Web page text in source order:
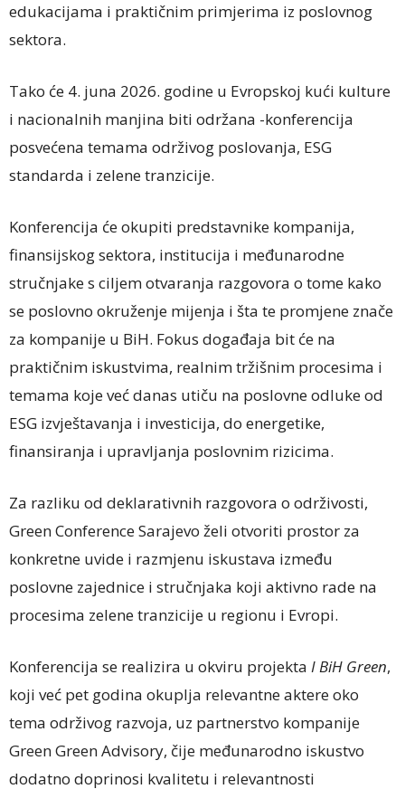
edukacijama i praktičnim primjerima iz poslovnog
sektora.
Tako će 4. juna 2026. godine u Evropskoj kući kulture
i nacionalnih manjina biti održana -konferencija
posvećena temama održivog poslovanja, ESG
standarda i zelene tranzicije.
Konferencija će okupiti predstavnike kompanija,
finansijskog sektora, institucija i međunarodne
stručnjake s ciljem otvaranja razgovora o tome kako
se poslovno okruženje mijenja i šta te promjene znače
za kompanije u BiH. Fokus događaja bit će na
praktičnim iskustvima, realnim tržišnim procesima i
temama koje već danas utiču na poslovne odluke od
ESG izvještavanja i investicija, do energetike,
finansiranja i upravljanja poslovnim rizicima.
Za razliku od deklarativnih razgovora o održivosti,
Green Conference Sarajevo želi otvoriti prostor za
konkretne uvide i razmjenu iskustava između
poslovne zajednice i stručnjaka koji aktivno rade na
procesima zelene tranzicije u regionu i Evropi.
Konferencija se realizira u okviru projekta I BiH Green,
koji već pet godina okuplja relevantne aktere oko
tema održivog razvoja, uz partnerstvo kompanije
Green Green Advisory, čije međunarodno iskustvo
dodatno doprinosi kvalitetu i relevantnosti